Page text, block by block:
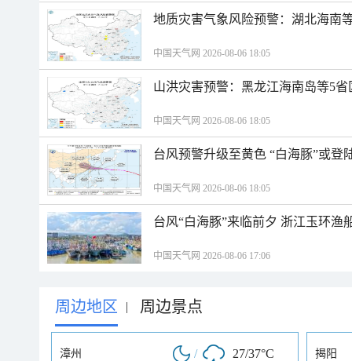
地质灾害气象风险预警：湖北海南
中国天气网 2026-08-06 18:05
山洪灾害预警：黑龙江海南岛等5
中国天气网 2026-08-06 18:05
台风预警升级至黄色 “白海豚”或登
中国天气网 2026-08-06 18:05
台风“白海豚”来临前夕 浙江玉环渔
中国天气网 2026-08-06 17:06
周边地区 | 周边景点
漳州 / 27/37°C 揭阳